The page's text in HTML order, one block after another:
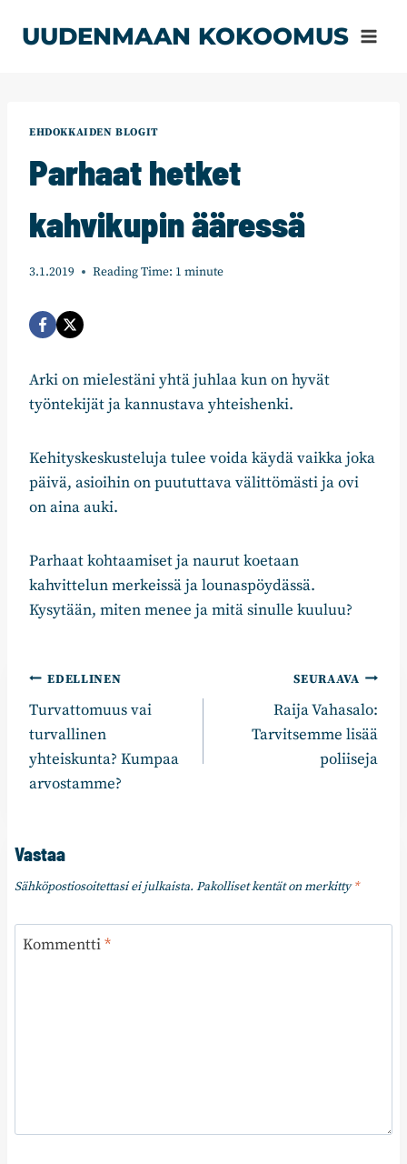
sisältöön
UUDENMAAN KOKOOMUS
EHDOKKAIDEN BLOGIT
Parhaat hetket
kahvikupin ääressä
3.1.2019 Reading Time: 1 minute
Arki on mielestäni yhtä juhlaa kun on hyvät
työntekijät ja kannustava yhteishenki.
Kehityskeskusteluja tulee voida käydä vaikka joka
päivä, asioihin on puututtava välittömästi ja ovi
on aina auki.
Parhaat kohtaamiset ja naurut koetaan
kahvittelun merkeissä ja lounaspöydässä.
Kysytään, miten menee ja mitä sinulle kuuluu?
Artikkelien
selaus
EDELLINEN
Turvattomuus vai
turvallinen
yhteiskunta? Kumpaa
arvostamme?
SEURAAVA
Raija Vahasalo:
Tarvitsemme lisää
poliiseja
Vastaa
Sähköpostiosoitettasi ei julkaista. Pakolliset kentät on merkitty*
Kommentti*